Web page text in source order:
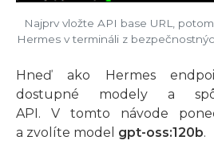
Najprv vložte API base URL,
Hermes v termináli z
Hneď ako Hermes
dostupné modely a
API. V tomto návode
a zvolíte model gpt-oss:120b.